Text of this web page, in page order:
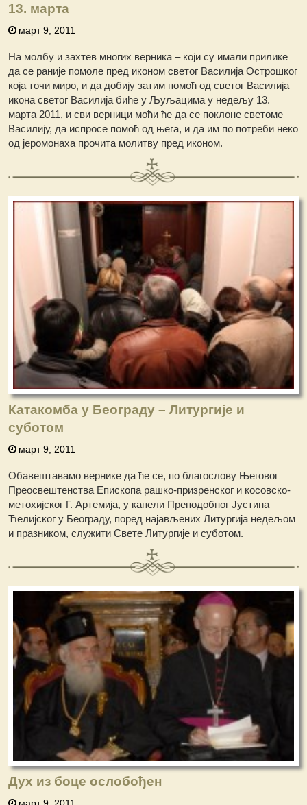
13. марта
март 9, 2011
На молбу и захтев многих верника – који су имали прилике
да се раније помоле пред иконом светог Василија Острошког
која точи миро, и да добију затим помоћ од светог Василија –
икона светог Василија биће у Љуљацима у недељу 13.
марта 2011, и сви верници моћи ће да се поклоне светоме
Василију, да испросе помоћ од њега, и да им по потреби неко
од јеромонаха прочита молитву пред иконом.
Катакомба у Београду – Литургије и
суботом
март 9, 2011
Обавештавамо вернике да ће се, по благослову Његовог
Преосвештенства Епископа рашко-призренског и косовско-
метохијског Г. Артемија, у капели Преподобног Јустина
Ћелијског у Београду, поред најављених Литургија недељом
и празником, служити Свете Литургије и суботом.
Дух из боце ослобођен